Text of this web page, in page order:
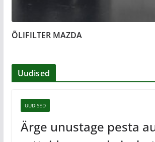
ÕLIFILTER MAZDA
Uudised
UUDISED
Ärge unustage pesta